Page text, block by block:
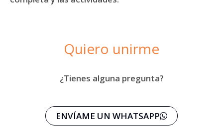
Quiero unirme
¿Tienes alguna pregunta?
ENVÍAME UN WHATSAPP